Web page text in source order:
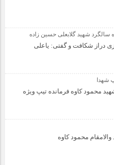
سالگرد شهید گلابعلی حسین زاده
دراز شکافت و گفتی: یاعلی
شهدا
محمود کاوه فرمانده تیپ ویژه
محمود کاوه‌